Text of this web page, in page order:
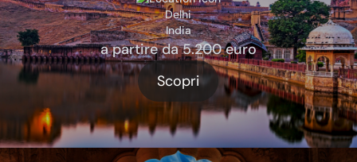
Delhi
India
a partire da 5.200 euro
Scopri